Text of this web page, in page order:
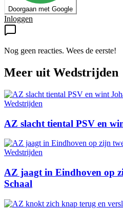
Doorgaan met Google
Inloggen
Nog geen reacties. Wees de eerste!
Meer uit Wedstrijden
Wedstrijden
AZ slacht tiental PSV en
Wedstrijden
AZ jaagt in Eindhoven op
Schaal